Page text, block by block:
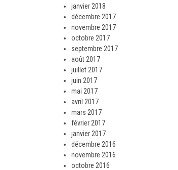
janvier 2018
décembre 2017
novembre 2017
octobre 2017
septembre 2017
août 2017
juillet 2017
juin 2017
mai 2017
avril 2017
mars 2017
février 2017
janvier 2017
décembre 2016
novembre 2016
octobre 2016